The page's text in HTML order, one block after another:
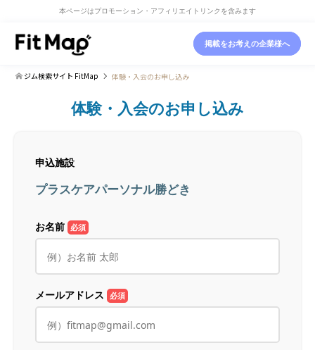
本ページはプロモーション・アフィリエイトリンクを含みます
掲載をお考えの企業様へ
ジム検索サイト FitMap 体験・入会のお申し込み
体験・入会のお申し込み
申込施設
プラスケアパーソナル勝どき
お名前 必須
メールアドレス 必須